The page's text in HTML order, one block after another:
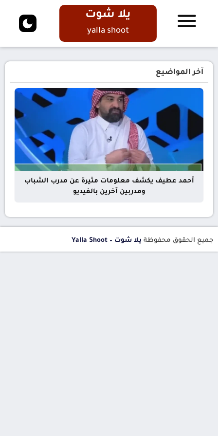
يلا شوت
yalla shoot
آخر المواضيع
أحمد عطيف يكشف معلومات مثيرة عن مدرب الشباب
ومدربين آخرين بالفيديو
جميع الحقوق محفوظة يلا شوت – Yalla Shoot